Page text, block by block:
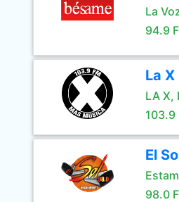
La
94.9
La
LA X,
103.9
El
98.0